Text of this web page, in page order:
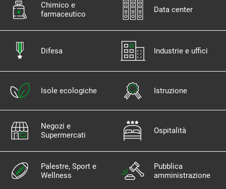
Chimico e
farmaceutico
Data center
Difesa Industrie e uffici
Isole ecologiche Istruzione
Negozi e
Supermercati
Ospitalità
Palestre, Sport e
Wellness
Pubblica
amministrazione